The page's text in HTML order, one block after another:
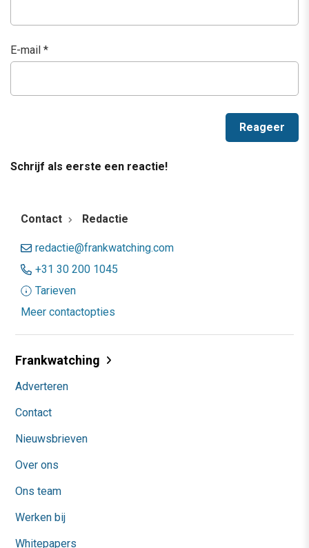
E-mail *
Schrijf als eerste een reactie!
Contact Redactie
redactie@frankwatching.com
+31 30 200 1045
Tarieven
Meer contactopties
Frankwatching
Adverteren
Contact
Nieuwsbrieven
Over ons
Ons team
Werken bij
Whitepapers